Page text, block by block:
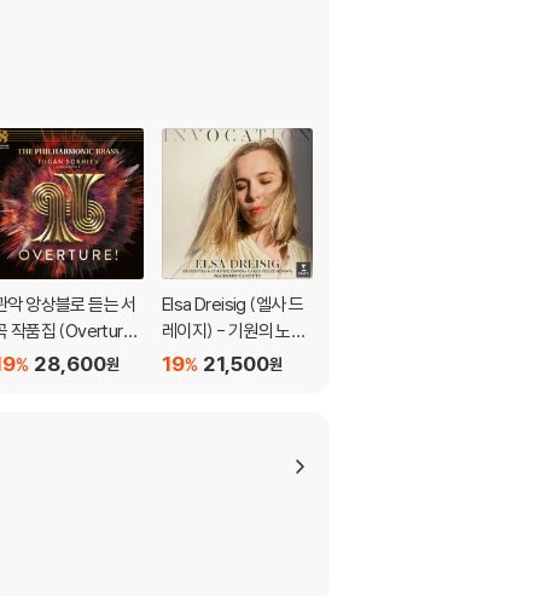
악 앙상블로 듣는 서
작품집 (Overtur
[SACD Hybrid]
28,600원
%
Elsa Dreisig (엘사 드
레이지) - 기원의 노래
(Invocation)
21,500원
19%